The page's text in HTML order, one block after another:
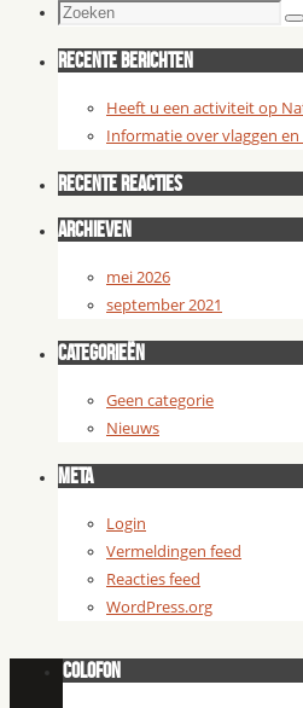
Zoeken
Recente berichten
Heeft u een activiteit op
Informatie over vlaggen
Recente reacties
Archieven
mei 2026
september 2021
Categorieën
Geen categorie
Nieuws
Meta
Login
Vermeldingen feed
Reacties feed
WordPress.org
Colofon